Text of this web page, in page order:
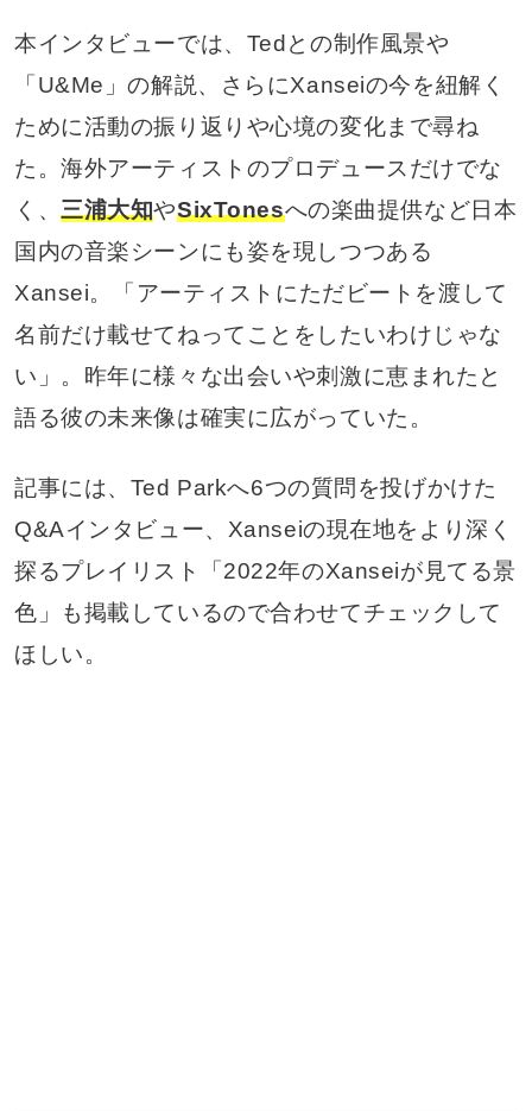
本インタビューでは、Tedとの制作風景や
「U&Me」の解説、さらにXanseiの今を紐解く
ために活動の振り返りや心境の変化まで尋ね
た。海外アーティストのプロデュースだけでな
く、三浦大知やSixTonesへの楽曲提供など日本
国内の音楽シーンにも姿を現しつつある
Xansei。「アーティストにただビートを渡して
名前だけ載せてねってことをしたいわけじゃな
い」。昨年に様々な出会いや刺激に恵まれたと
語る彼の未来像は確実に広がっていた。
記事には、Ted Parkへ6つの質問を投げかけた
Q&Aインタビュー、Xanseiの現在地をより深く
探るプレイリスト「2022年のXanseiが見てる景
色」も掲載しているので合わせてチェックして
ほしい。